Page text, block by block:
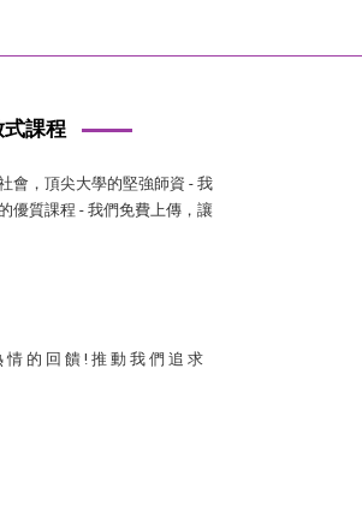
課程
會，頂尖大學的堅強師資 - 我
優質課程 - 我們免費上傳，讓
的 回 饋 ! 推 動 我 們 追 求